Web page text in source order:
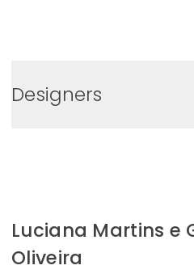
Designers
Luciana Martins e
Oliveira